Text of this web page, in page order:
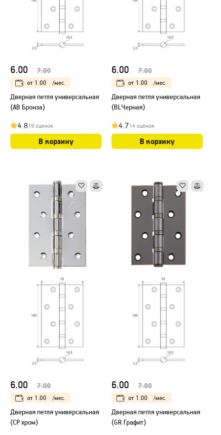
6.00 7.00
от 1.00 /мес.
Дверная петля универсальная
(AB Бронза)
4.819 оценок
В корзину
6.00 7.00
от 1.00 /мес.
Дверная петля универсальная
(BLЧерная)
4.714 оценок
В корзину
6.00 7.00
от 1.00 /мес.
Дверная петля универсальная
(CP хром)
6.00 7.00
от 1.00 /мес.
Дверная петля универсальная
(GR Графит)